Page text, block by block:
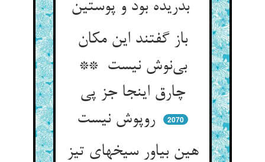
بدریده بود و پوستین
باز گفتند این مکان
بی‌نوش نیست **
چارق اینجا جز پی
2070
هین بیاور سیخهای تیز